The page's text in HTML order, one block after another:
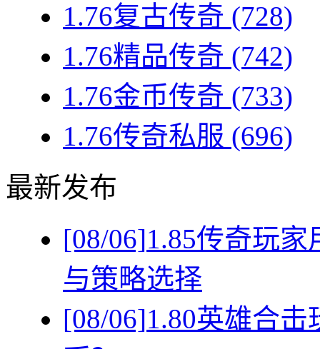
1.76复古传奇 (728)
1.76精品传奇 (742)
1.76金币传奇 (733)
1.76传奇私服 (696)
最新发布
[08/06]1.85传奇玩
与策略选择
[08/06]1.80英雄合